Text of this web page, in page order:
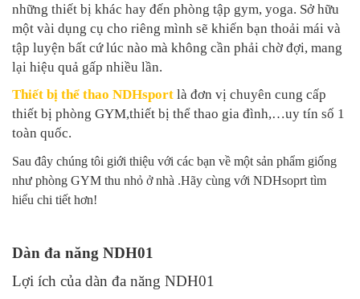
những thiết bị khác hay đến phòng tập gym, yoga. Sở hữu
một vài dụng cụ cho riêng mình sẽ khiến bạn thoải mái và
tập luyện bất cứ lúc nào mà không cần phải chờ đợi, mang
lại hiệu quả gấp nhiều lần.
Thiết bị thể thao NDHsport là đơn vị chuyên cung cấp
thiết bị phòng GYM,thiết bị thể thao gia đình,…uy tín số 1
toàn quốc.
Sau đây chúng tôi giới thiệu với các bạn về một sản phẩm giống
như phòng GYM thu nhỏ ở nhà .Hãy cùng với NDHsoprt tìm
hiểu chi tiết hơn!
Dàn đa năng NDH01
Lợi ích của dàn đa năng NDH01